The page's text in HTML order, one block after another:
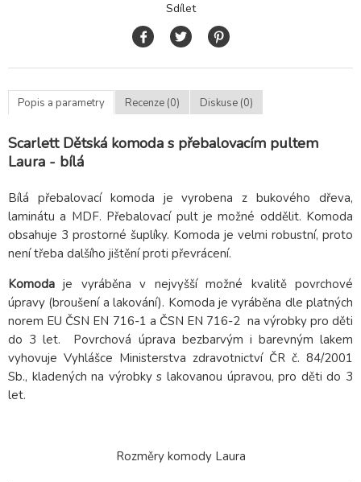
Sdílet
Popis a parametry Recenze (0) Diskuse (0)
Scarlett Dětská komoda s přebalovacím pultem
Laura - bílá
Bílá přebalovací komoda je vyrobena z bukového dřeva,
laminátu a MDF. Přebalovací pult je možné oddělit. Komoda
obsahuje 3 prostorné šuplíky. Komoda je velmi robustní, proto
není třeba dalšího jištění proti převrácení.
Komodaje vyráběna v nejvyšší možné kvalitě povrchové
úpravy (broušení a lakování). Komoda je vyráběna dle platných
norem EU ČSN EN 716-1 a ČSN EN 716-2 na výrobky pro děti
do 3 let. Povrchová úprava bezbarvým i barevným lakem
vyhovuje Vyhlášce Ministerstva zdravotnictví ČR č. 84/2001
Sb., kladených na výrobky s lakovanou úpravou, pro děti do 3
let.
Rozměry komody Laura